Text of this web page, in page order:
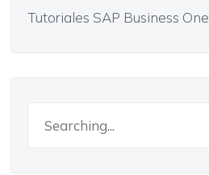
Tutoriales SAP Business One